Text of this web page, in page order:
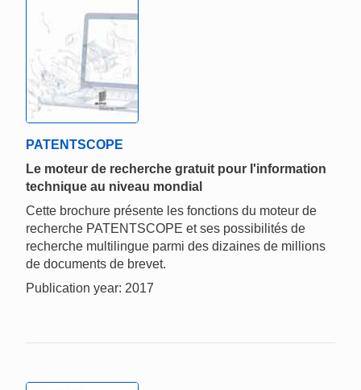
PATENTSCOPE
Le moteur de recherche gratuit pour l'information
technique au niveau mondial
Cette brochure présente les fonctions du moteur de
recherche PATENTSCOPE et ses possibilités de
recherche multilingue parmi des dizaines de millions
de documents de brevet.
Publication year: 2017